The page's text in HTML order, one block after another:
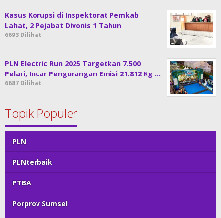
Kasus Korupsi di Inspektorat Pemkab
Lahat, 2 Pejabat Divonis 1 Tahun
6693 Dilihat
PLN Electric Run 2025 Targetkan 7.500
Pelari, Incar Pengurangan Emisi 21.812 Kg …
6687 Dilihat
Topik Populer
PLN
PLNterbaik
PTBA
Porprov Sumsel